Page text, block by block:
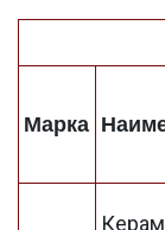
Марка